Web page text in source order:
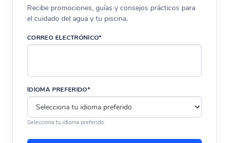
Recibe promociones, guías y consejos prácticos para
el cuidado del agua y tu piscina.
CORREO ELECTRÓNICO*
IDIOMA PREFERIDO*
Selecciona tu idioma preferido.